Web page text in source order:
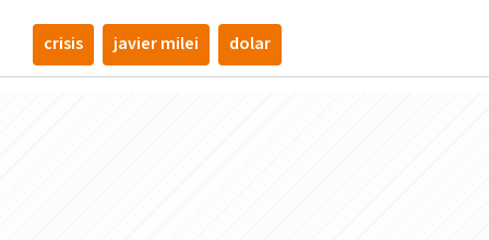
crisis javier milei dolar